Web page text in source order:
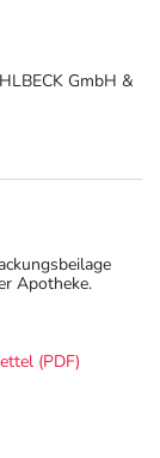
GmbH &
Apotheke.
(PDF)